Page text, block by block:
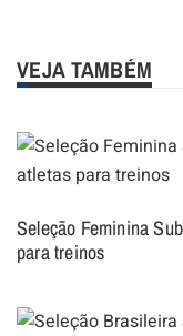
VEJA TAMBÉM
Seleção Feminina
para treinos